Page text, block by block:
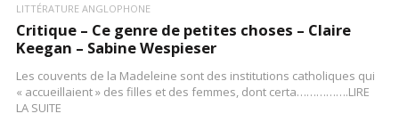
LITTÉRATURE ANGLOPHONE
Critique – Ce genre de petites choses – Claire
Keegan – Sabine Wespieser
Les couvents de la Madeleine sont des institutions catholiques qui
« accueillaient » des filles et des femmes, dont certa…………….LIRE
LA SUITE